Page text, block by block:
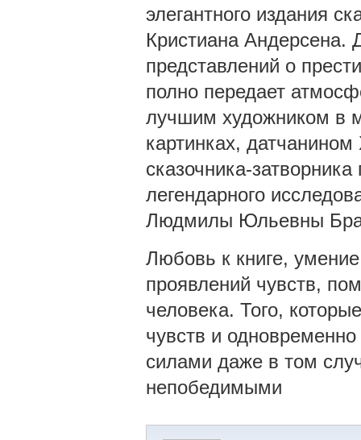
элегантного издания
Кристиана Андерсена.
представлений о
полно передает
лучшим художником в
картинках,
сказочника-
легендарного
Людмилы Юльевны
Любовь к книге,
проявлений чувств,
человека. Того,
чувств и
силами даже в том
непобедимыми